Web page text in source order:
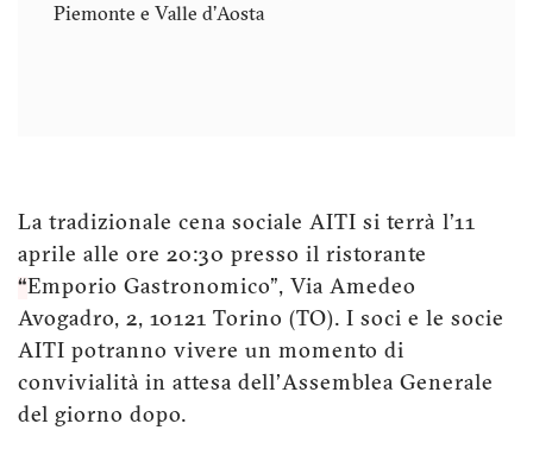
Piemonte e Valle d'Aosta
La tradizionale cena sociale AITI si terrà l’11
aprile alle ore 20:30 presso il ristorante
“Emporio Gastronomico", Via Amedeo
Avogadro, 2, 10121 Torino (TO). I soci e le socie
AITI potranno vivere un momento di
convivialità in attesa dell'Assemblea Generale
del giorno dopo.